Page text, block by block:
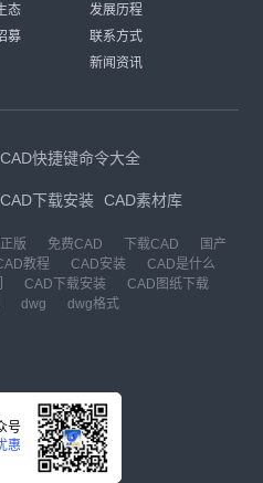
态
募
发展历程
联系方式
新闻资讯
CAD快捷键命令大全
CAD下载安装 CAD素材库
版 免费CAD 下载CAD
国产
教程 CAD安装
CAD是什么
CAD下载安装
CAD图纸下载
dwg dwg格式
号
惠